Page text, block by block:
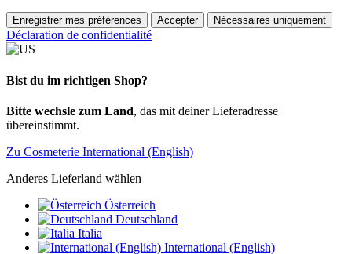
Enregistrer mes préférences Accepter Nécessaires uniquement
Déclaration de confidentialité
Bist du im richtigen Shop?
Bitte wechsle zum Land, das mit deiner Lieferadresse
übereinstimmt.
Zu Cosmeterie International (English)
Anderes Lieferland wählen
Österreich
Deutschland
Italia
International (English)